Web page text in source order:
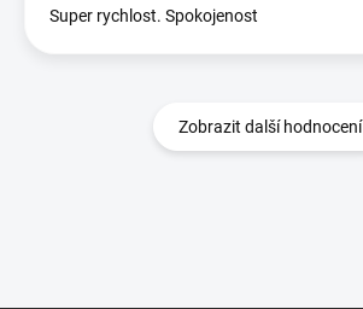
Super rychlost. Spokojenost
Zobrazit další hodnocení